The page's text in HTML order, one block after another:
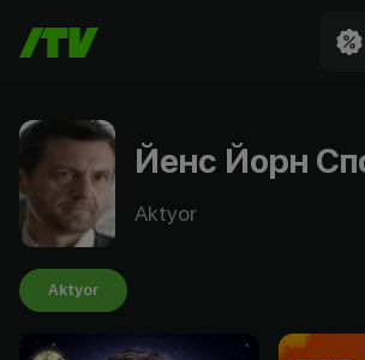
Йенс Йорн
Aktyor
Aktyor